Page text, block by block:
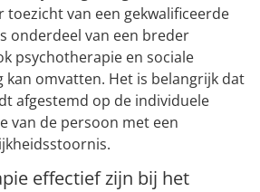
toezicht van een gekwalificeerde
onderdeel van een breder
psychotherapie en sociale
omvatten. Het is belangrijk dat
afgestemd op de individuele
van de persoon met een
effectief zijn bij het